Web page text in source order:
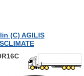
(С) AGILIS